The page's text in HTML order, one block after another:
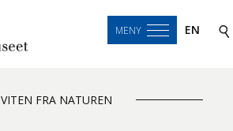
MENY EN
VITEN FRA NATUREN